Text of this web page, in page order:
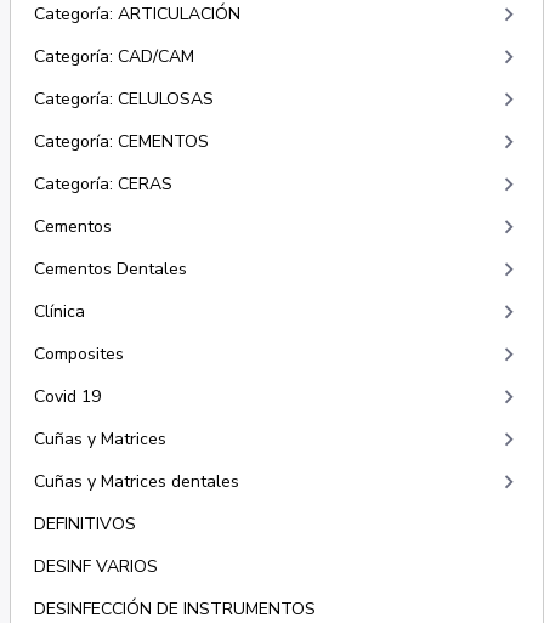
Categoría: ARTICULACIÓN keyboard_arrow_right
Categoría: CAD/CAM keyboard_arrow_right
Categoría: CELULOSAS keyboard_arrow_right
Categoría: CEMENTOS keyboard_arrow_right
Categoría: CERAS keyboard_arrow_right
Cementos keyboard_arrow_right
Cementos Dentales keyboard_arrow_right
Clínica keyboard_arrow_right
Composites keyboard_arrow_right
Covid 19 keyboard_arrow_right
Cuñas y Matrices keyboard_arrow_right
Cuñas y Matrices dentales keyboard_arrow_right
DEFINITIVOS
DESINF VARIOS
DESINFECCIÓN DE INSTRUMENTOS